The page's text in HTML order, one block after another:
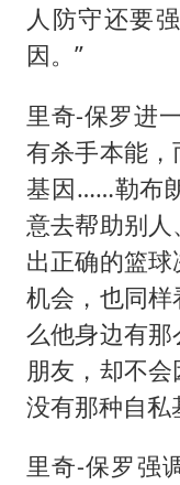
人防守还要
因。”
里奇-保罗进
有杀手本能
基因……勒布
意去帮助别
出正确的篮
机会，也同
么他身边有
朋友，却不
没有那种自私
里奇-保罗强